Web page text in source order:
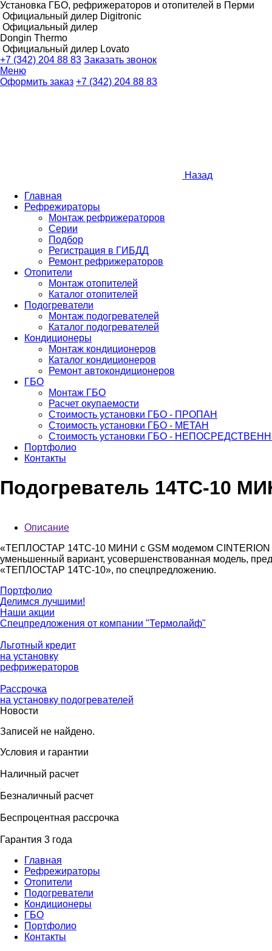
Установка ГБО, рефрижераторов и отопителей в Перми
Официальный дилер Digitronic
Официальный дилер
Dongin Thermo
Официальный дилер Lovato
+7 (342) 204 88 83 Заказать звонок
Меню
Оформить заказ +7 (342) 204 88 83
Назад
Главная
Рефрежираторы
Монтаж рефрижераторов
Серии
Подбор
Регистрация в ГИБДД
Ремонт рефрижераторов
Отопители
Монтаж отопителей
Каталог отопителей
Подогреватели
Монтаж подогревателей
Каталог подогревателей
Кондиционеры
Монтаж кондиционеров
Каталог кондиционеров
Ремонт автокондиционеров
ГБО
Монтаж ГБО
Расчет окупаемости
Стоимость установки ГБО - ПРОПАН
Стоимость установки ГБО - МЕТАН
Стоимость установки ГБО -
Портфолио
Контакты
Подогреватель 14ТС-10
Описание
«ТЕПЛОСТАР 14ТС-10 МИНИ с GSM модемом CINTERION
уменьшенный вариант, усовершенствованная модель,
«ТЕПЛОСТАР 14ТС-10», по спецпредложению.
Портфолио
Делимся лучшими!
Наши акции
Спецпредложения от компании "Термолайф"
Льготный кредит
на установку
рефрижераторов
Рассрочка
на установку подогревателей
Новости
Записей не найдено.
Условия и гарантии
Наличный расчет
Безналичный расчет
Беcпроцентная рассрочка
Гарантия 3 года
Главная
Рефрежираторы
Отопители
Подогреватели
Кондиционеры
ГБО
Портфолио
Контакты